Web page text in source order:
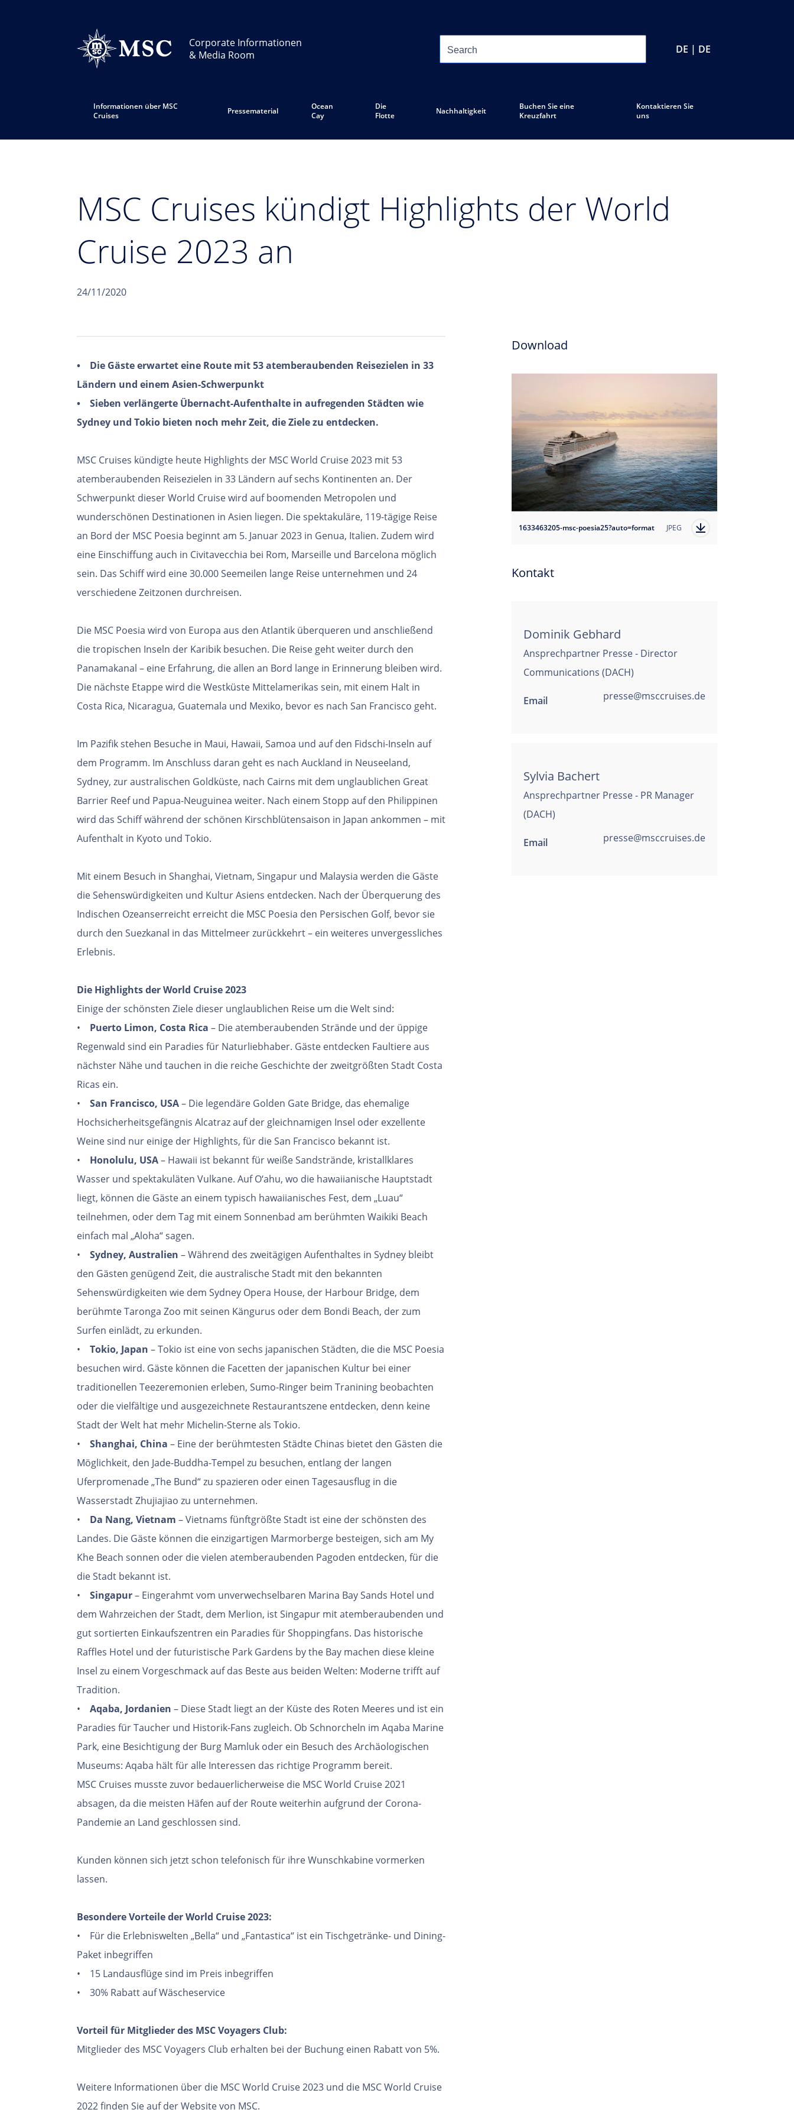
Corporate Informationen
& Media Room
DE | DE
Informationen über MSC
Cruises
Pressematerial
Ocean
Cay
Die
Flotte
Nachhaltigkeit
Buchen Sie eine
Kreuzfahrt
Kontaktieren Sie
uns
MSC Cruises kündigt Highlights der World
Cruise 2023 an
24/11/2020
• Die Gäste erwartet eine Route mit 53 atemberaubenden Reisezielen in 33
Ländern und einem Asien-Schwerpunkt
• Sieben verlängerte Übernacht-Aufenthalte in aufregenden Städten wie
Sydney und Tokio bieten noch mehr Zeit, die Ziele zu entdecken.
MSC Cruises kündigte heute Highlights der MSC World Cruise 2023 mit 53
atemberaubenden Reisezielen in 33 Ländern auf sechs Kontinenten an. Der
Schwerpunkt dieser World Cruise wird auf boomenden Metropolen und
wunderschönen Destinationen in Asien liegen. Die spektakuläre, 119-tägige Reise
an Bord der MSC Poesia beginnt am 5. Januar 2023 in Genua, Italien. Zudem wird
eine Einschiffung auch in Civitavecchia bei Rom, Marseille und Barcelona möglich
sein. Das Schiff wird eine 30.000 Seemeilen lange Reise unternehmen und 24
verschiedene Zeitzonen durchreisen.
Die MSC Poesia wird von Europa aus den Atlantik überqueren und anschließend
die tropischen Inseln der Karibik besuchen. Die Reise geht weiter durch den
Panamakanal – eine Erfahrung, die allen an Bord lange in Erinnerung bleiben wird.
Die nächste Etappe wird die Westküste Mittelamerikas sein, mit einem Halt in
Costa Rica, Nicaragua, Guatemala und Mexiko, bevor es nach San Francisco geht.
Im Pazifik stehen Besuche in Maui, Hawaii, Samoa und auf den Fidschi-Inseln auf
dem Programm. Im Anschluss daran geht es nach Auckland in Neuseeland,
Sydney, zur australischen Goldküste, nach Cairns mit dem unglaublichen Great
Barrier Reef und Papua-Neuguinea weiter. Nach einem Stopp auf den Philippinen
wird das Schiff während der schönen Kirschblütensaison in Japan ankommen – mit
Aufenthalt in Kyoto und Tokio.
Mit einem Besuch in Shanghai, Vietnam, Singapur und Malaysia werden die Gäste
die Sehenswürdigkeiten und Kultur Asiens entdecken. Nach der Überquerung des
Indischen Ozeanserreicht erreicht die MSC Poesia den Persischen Golf, bevor sie
durch den Suezkanal in das Mittelmeer zurückkehrt – ein weiteres unvergessliches
Erlebnis.
Die Highlights der World Cruise 2023
Einige der schönsten Ziele dieser unglaublichen Reise um die Welt sind:
• Puerto Limon, Costa Rica – Die atemberaubenden Strände und der üppige
Regenwald sind ein Paradies für Naturliebhaber. Gäste entdecken Faultiere aus
nächster Nähe und tauchen in die reiche Geschichte der zweitgrößten Stadt Costa
Ricas ein.
•
San Francisco, USA– Die legendäre Golden Gate Bridge, das ehemalige
Hochsicherheitsgefängnis Alcatraz auf der gleichnamigen Insel oder exzellente
Weine sind nur einige der Highlights, für die San Francisco bekannt ist.
• Honolulu, USA– Hawaii ist bekannt für weiße Sandstrände, kristallklares
Wasser und spektakuläten Vulkane. Auf O‘ahu, wo die hawaiianische Hauptstadt
liegt, können die Gäste an einem typisch hawaiianisches Fest, dem „Luau“
teilnehmen, oder dem Tag mit einem Sonnenbad am berühmten Waikiki Beach
einfach mal „Aloha“ sagen.
• Sydney, Australien – Während des zweitägigen Aufenthaltes in Sydney bleibt
den Gästen genügend Zeit, die australische Stadt mit den bekannten
Sehenswürdigkeiten wie dem Sydney Opera House, der Harbour Bridge, dem
berühmte Taronga Zoo mit seinen Kängurus oder dem Bondi Beach, der zum
Surfen einlädt, zu erkunden.
• Tokio, Japan – Tokio ist eine von sechs japanischen Städten, die die MSC Poesia
besuchen wird. Gäste können die Facetten der japanischen Kultur bei einer
traditionellen Teezeremonien erleben, Sumo-Ringer beim Tranining beobachten
oder die vielfältige und ausgezeichnete Restaurantszene entdecken, denn keine
Stadt der Welt hat mehr Michelin-Sterne als Tokio.
• Shanghai, China – Eine der berühmtesten Städte Chinas bietet den Gästen die
Möglichkeit, den Jade-Buddha-Tempel zu besuchen, entlang der langen
Uferpromenade „The Bund“ zu spazieren oder einen Tagesausflug in die
Wasserstadt Zhujiajiao zu unternehmen.
• Da Nang, Vietnam – Vietnams fünftgrößte Stadt ist eine der schönsten des
Landes. Die Gäste können die einzigartigen Marmorberge besteigen, sich am My
Khe Beach sonnen oder die vielen atemberaubenden Pagoden entdecken, für die
die Stadt bekannt ist.
•
Singapur– Eingerahmt vom unverwechselbaren Marina Bay Sands Hotel und
dem Wahrzeichen der Stadt, dem Merlion, ist Singapur mit atemberaubenden und
gut sortierten Einkaufszentren ein Paradies für Shoppingfans. Das historische
Raffles Hotel und der futuristische Park Gardens by the Bay machen diese kleine
Insel zu einem Vorgeschmack auf das Beste aus beiden Welten: Moderne trifft auf
Tradition.
• Aqaba, Jordanien – Diese Stadt liegt an der Küste des Roten Meeres und ist ein
Paradies für Taucher und Historik-Fans zugleich. Ob Schnorcheln im Aqaba Marine
Park, eine Besichtigung der Burg Mamluk oder ein Besuch des Archäologischen
Museums: Aqaba hält für alle Interessen das richtige Programm bereit.
MSC Cruises musste zuvor bedauerlicherweise die MSC World Cruise 2021
absagen, da die meisten Häfen auf der Route weiterhin aufgrund der Corona-
Pandemie an Land geschlossen sind.
Kunden können sich jetzt schon telefonisch für ihre Wunschkabine vormerken
lassen.
Besondere Vorteile der World Cruise 2023:
• Für die Erlebniswelten „Bella“ und „Fantastica“ ist ein Tischgetränke- und Dining-
Paket inbegriffen
• 15 Landausflüge sind im Preis inbegriffen
• 30% Rabatt auf Wäscheservice
Vorteil für Mitglieder des MSC Voyagers Club:
Mitglieder des MSC Voyagers Club erhalten bei der Buchung einen Rabatt von 5%.
Weitere Informationen über die MSC World Cruise 2023 und die MSC World Cruise
2022 finden Sie auf der Website von MSC.
Download
1633463205-msc-poesia25?auto=format JPEG
Kontakt
Dominik Gebhard
Ansprechpartner Presse - Director
Communications (DACH)
Email presse@msccruises.de
Sylvia Bachert
Ansprechpartner Presse - PR Manager
(DACH)
Email presse@msccruises.de